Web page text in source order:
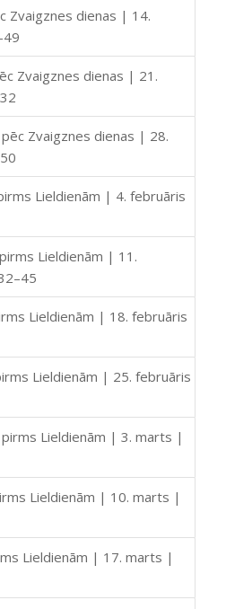
Zvaigznes dienas | 14.
Zvaigznes dienas | 21.
Zvaigznes dienas | 28.
Lieldienām | 4. februāris
Lieldienām | 11.
Lieldienām | 18. februāris
Lieldienām | 25. februāris
Lieldienām | 3. marts |
Lieldienām | 10. marts |
Lieldienām | 17. marts |